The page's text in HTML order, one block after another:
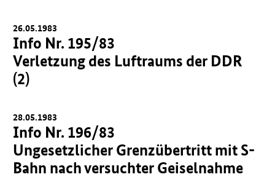
26.05.1983
Info Nr. 195/83
Verletzung des Luftraums der DDR
(2)
28.05.1983
Info Nr. 196/83
Ungesetzlicher Grenzübertritt mit S-
Bahn nach versuchter Geiselnahme